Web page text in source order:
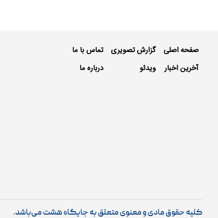
صفحه اصلی
آخرین اخبار
گزارش تصویری
ویدئو
تماس با ما
درباره ما
کلیه حقوق مادی و معنوی متعلق به جایگاه هشت می‌باشد.